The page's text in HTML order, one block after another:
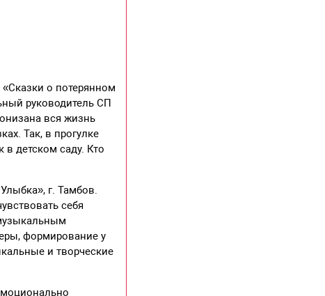
о потерянном
руководитель СП
вся жизнь
Так, в прогулке
детском саду. Кто
г. Тамбов.
себя
формирование у
и творческие